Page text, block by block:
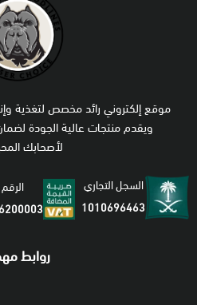
موقع إلكتروني رائد مخصص لتغذية
ويقدم منتجات عالية الجودة
لأصحابك
السجل التجاري
1010696463
روابط